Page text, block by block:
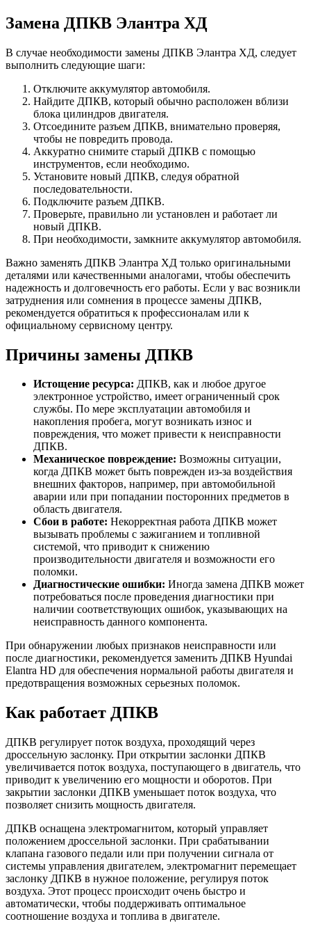
Замена ДПКВ Элантра ХД
В случае необходимости замены ДПКВ Элантра ХД, следует
выполнить следующие шаги:
Отключите аккумулятор автомобиля.
Найдите ДПКВ, который обычно расположен вблизи
блока цилиндров двигателя.
Отсоедините разъем ДПКВ, внимательно проверяя,
чтобы не повредить провода.
Аккуратно снимите старый ДПКВ с помощью
инструментов, если необходимо.
Установите новый ДПКВ, следуя обратной
последовательности.
Подключите разъем ДПКВ.
Проверьте, правильно ли установлен и работает ли
новый ДПКВ.
При необходимости, замкните аккумулятор автомобиля.
Важно заменять ДПКВ Элантра ХД только оригинальными
деталями или качественными аналогами, чтобы обеспечить
надежность и долговечность его работы. Если у вас возникли
затруднения или сомнения в процессе замены ДПКВ,
рекомендуется обратиться к профессионалам или к
официальному сервисному центру.
Причины замены ДПКВ
Истощение ресурса: ДПКВ, как и любое другое
электронное устройство, имеет ограниченный срок
службы. По мере эксплуатации автомобиля и
накопления пробега, могут возникать износ и
повреждения, что может привести к неисправности
ДПКВ.
Механическое повреждение: Возможны ситуации,
когда ДПКВ может быть поврежден из-за воздействия
внешних факторов, например, при автомобильной
аварии или при попадании посторонних предметов в
область двигателя.
Сбои в работе: Некорректная работа ДПКВ может
вызывать проблемы с зажиганием и топливной
системой, что приводит к снижению
производительности двигателя и возможности его
поломки.
Диагностические ошибки: Иногда замена ДПКВ может
потребоваться после проведения диагностики при
наличии соответствующих ошибок, указывающих на
неисправность данного компонента.
При обнаружении любых признаков неисправности или
после диагностики, рекомендуется заменить ДПКВ Hyundai
Elantra HD для обеспечения нормальной работы двигателя и
предотвращения возможных серьезных поломок.
Как работает ДПКВ
ДПКВ регулирует поток воздуха, проходящий через
дроссельную заслонку. При открытии заслонки ДПКВ
увеличивается поток воздуха, поступающего в двигатель, что
приводит к увеличению его мощности и оборотов. При
закрытии заслонки ДПКВ уменьшает поток воздуха, что
позволяет снизить мощность двигателя.
ДПКВ оснащена электромагнитом, который управляет
положением дроссельной заслонки. При срабатывании
клапана газового педали или при получении сигнала от
системы управления двигателем, электромагнит перемещает
заслонку ДПКВ в нужное положение, регулируя поток
воздуха. Этот процесс происходит очень быстро и
автоматически, чтобы поддерживать оптимальное
соотношение воздуха и топлива в двигателе.